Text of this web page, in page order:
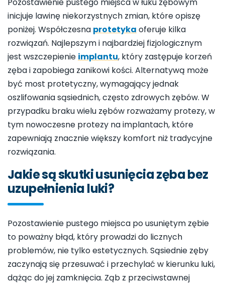
Pozostawienie pustego miejsca w łuku zębowym
inicjuje lawinę niekorzystnych zmian, które opiszę
poniżej. Współczesna protetyka oferuje kilka
rozwiązań. Najlepszym i najbardziej fizjologicznym
jest wszczepienie implantu, który zastępuje korzeń
zęba i zapobiega zanikowi kości. Alternatywą może
być most protetyczny, wymagający jednak
oszlifowania sąsiednich, często zdrowych zębów. W
przypadku braku wielu zębów rozważamy protezy, w
tym nowoczesne protezy na implantach, które
zapewniają znacznie większy komfort niż tradycyjne
rozwiązania.
Jakie są skutki usunięcia zęba bez
uzupełnienia luki?
Pozostawienie pustego miejsca po usuniętym zębie
to poważny błąd, który prowadzi do licznych
problemów, nie tylko estetycznych. Sąsiednie zęby
zaczynają się przesuwać i przechylać w kierunku luki,
dążąc do jej zamknięcia. Ząb z przeciwstawnej